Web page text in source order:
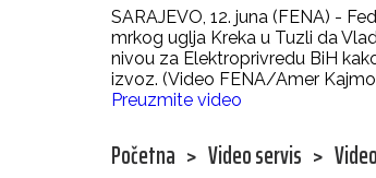
SARAJEVO, 12. juna (FENA) -
mrkog uglja Kreka u Tuzli da
nivou za Elektroprivredu BiH
izvoz. (Video FENA/Amer
Preuzmite video
Početna > Video servis > Video